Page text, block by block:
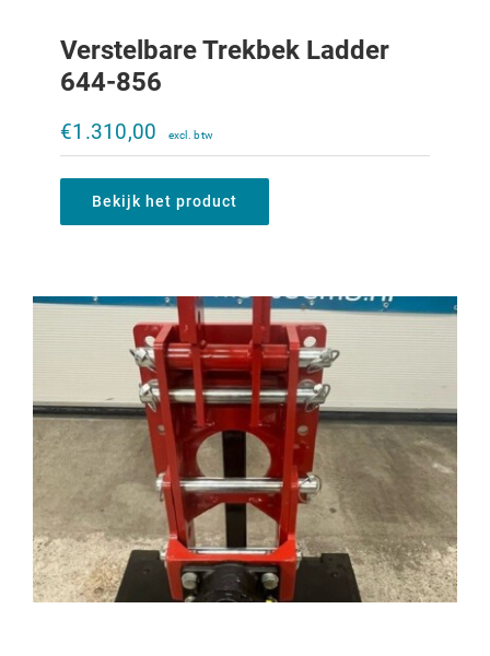
Verstelbare Trekbek Ladder
644-856
€1.310,00
Bekijk het product
€800,00